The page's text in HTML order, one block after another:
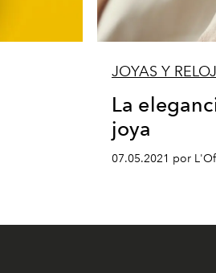
JOYAS Y
La
joya
07.05.2021 por